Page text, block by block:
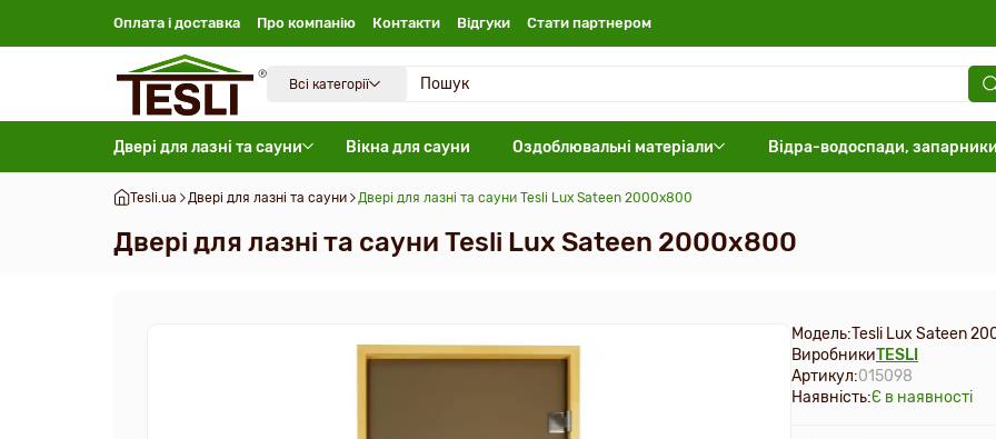
Оплата і доставка Про компанію Контакти Відгуки Стати партнером
Всі категорії
Двері для лазні та сауни Вікна для сауни Оздоблювальні матеріали Відра-водоспади,
Tesli.ua Двері для лазні та сауни Двері для лазні та сауни Tesli Lux Sateen 2000х800
Двері для лазні та сауни Tesli Lux Sateen 2000х800
Модель:Tesli Lux Sateen
ВиробникиTESLI
Артикул:015098
Наявність:Є в наявності